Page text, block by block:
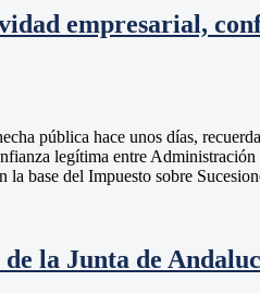
empresarial,
pública hace unos días,
legítima entre
base del Impuesto sobre
la Junta de